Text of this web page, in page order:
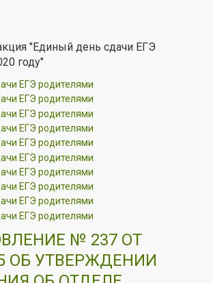
"Единый день сдачи ЕГЭ
году"
№ 237 ОТ
ОБ УТВЕРЖДЕНИИ